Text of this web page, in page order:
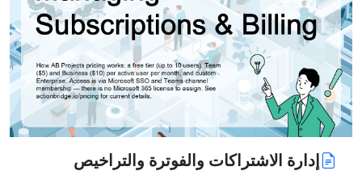
إدارة الاشتراكات والفوترة والتراخيص